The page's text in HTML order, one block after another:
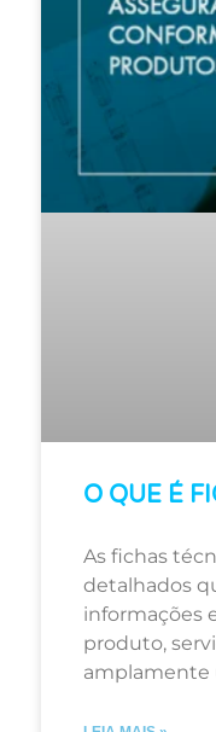
O QUE É
As fichas
detalhados
informações
produto,
amplamente